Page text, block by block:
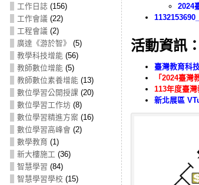
工作日誌 (156)
工作會議 (22)
工程會議 (2)
廣達《游於智》
(5)
教學科技增能(56)
教師數位增能(5)
教師數位素養增能(13)
數位學習公開授課 (20)
數位學習工作坊(8)
數位學習精進方案 (16)
數位學習高峰會 (2)
數學教育 (1)
新大樓施工 (36)
智慧學習 (84)
智慧學習學校 (15)
2024
活動資訊：
臺灣教育科
「2024臺
113年度臺
新北展區